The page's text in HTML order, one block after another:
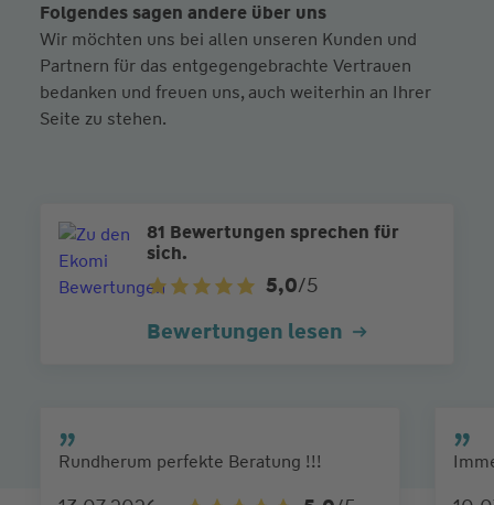
Folgendes sagen andere über uns
Wir möchten uns bei allen unseren Kunden und
Partnern für das entgegengebrachte Vertrauen
bedanken und freuen uns, auch weiterhin an Ihrer
Seite zu stehen.
81 Bewertungen sprechen für
sich.
5,0/5
Bewertungen lesen
Rundherum perfekte Beratung !!!